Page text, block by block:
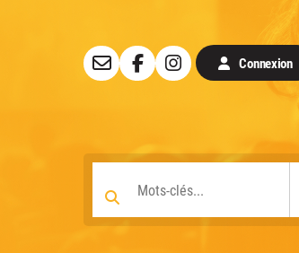
Connexion